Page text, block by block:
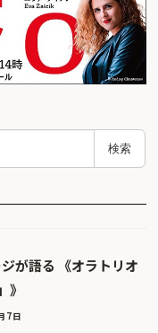
検索
が語る 《オラトリオ
》
7日